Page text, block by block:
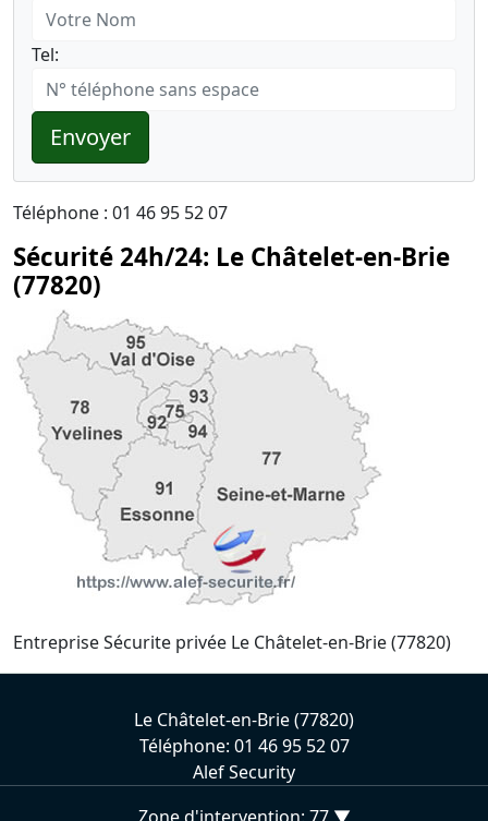
Tel:
Envoyer
Téléphone : 01 46 95 52 07
Sécurité 24h/24: Le Châtelet-en-Brie
(77820)
Entreprise Sécurite privée Le Châtelet-en-Brie (77820)
Le Châtelet-en-Brie (77820)
Téléphone: 01 46 95 52 07
Alef Security